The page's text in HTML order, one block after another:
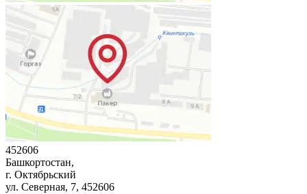
452606
Башкортостан,
г. Октябрьский
ул. Северная, 7, 452606